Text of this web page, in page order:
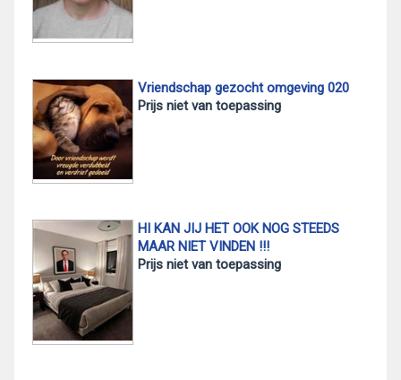
Vriendschap gezocht omgeving 020
Prijs niet van toepassing
HI KAN JIJ HET OOK NOG STEEDS
MAAR NIET VINDEN !!!
Prijs niet van toepassing